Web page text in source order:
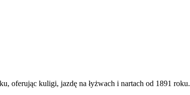
oferując kuligi, jazdę na łyżwach i nartach od 1891 roku.